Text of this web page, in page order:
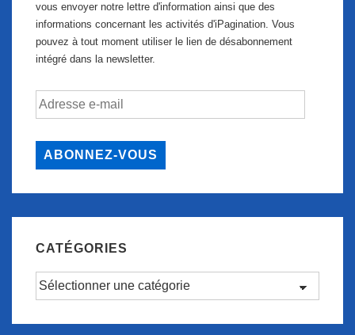
vous envoyer notre lettre d'information ainsi que des
informations concernant les activités d'iPagination. Vous
pouvez à tout moment utiliser le lien de désabonnement
intégré dans la newsletter.
Adresse
e-
ABONNEZ-VOUS
CATÉGORIES
Catégories